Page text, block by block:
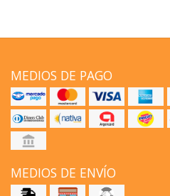
MEDIOS DE PAGO
MEDIOS DE ENVÍO